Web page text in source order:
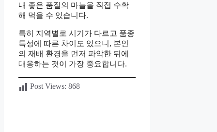
내 좋은 품질의 마늘을 직접 수확
해 먹을 수 있습니다.
특히 지역별로 시기가 다르고 품종
특성에 따른 차이도 있으니, 본인
의 재배 환경을 먼저 파악한 뒤에
대응하는 것이 가장 중요합니다.
Post Views: 868